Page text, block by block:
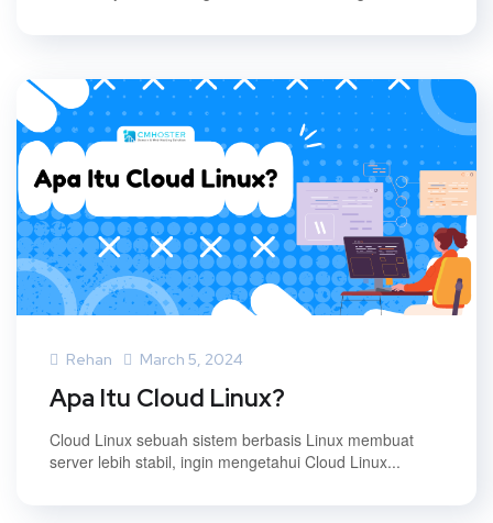
Rehan March 5, 2024
Apa Itu Cloud Linux?
Cloud Linux sebuah sistem berbasis Linux membuat
server lebih stabil, ingin mengetahui Cloud Linux...